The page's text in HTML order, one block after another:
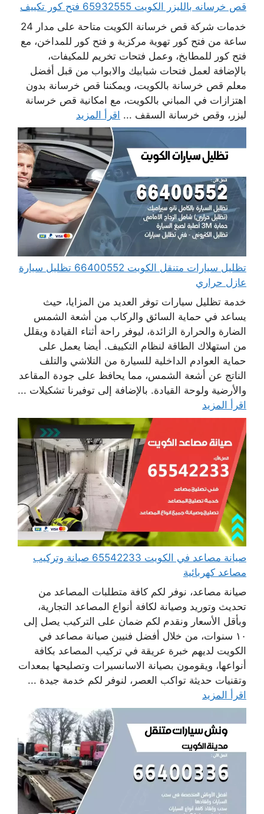
قص خرسانه بالليزر الكويت 65932555 فتح كور تكييف
خدمات شركة قص خرسانة الكويت متاحة على مدار 24
ساعة من فتح كور تهوية مركزية و فتح كور للمداخن، مع
فتح كور للمطابخ، وعمل فتحات تخريم للمكيفات،
بالإضافة لعمل فتحات شبابيك والابواب من قبل أفضل
معلم قص خرسانة بالكويت، ويمكننا قص خرسانة بدون
اهتزازات في المباني بالكويت، مع امكانية قص خرسانة
ليزر، وقص خرسانة السقف ... اقرأ المزيد
تظليل سيارات متنقل الكويت 66400552 تظليل سيارة
عازل حراري
خدمة تظليل سيارات توفر العديد من المزايا، حيث
يساعد في حماية السائق والركاب من أشعة الشمس
الضارة والحرارة الزائدة، ليوفر راحة أثناء القيادة ويقلل
من استهلاك الطاقة لنظام التكييف. أيضا يعمل على
حماية العوادم الداخلية للسيارة من التلاشي والتلف
الناتج عن أشعة الشمس، مما يحافظ على جودة المقاعد
والأرضية ولوحة القيادة. بالإضافة إلى توفيرنا تشكيلات ...
اقرأ المزيد
صيانة مصاعد في الكويت 65542233 صيانة وتركيب
مصاعد كهربائية
صيانة مصاعد، نوفر لكم كافة متطلبات المصاعد من
تحديث وتوريد وصيانة لكافة أنواع المصاعد التجارية،
وبأقل الأسعار ونقدم لكم ضمان على التركيب يصل إلى
١٠ سنوات، من خلال أفضل فنيين صيانة مصاعد في
الكويت لديهم خبرة عريقة في تركيب المصاعد بكافة
أنواعها، ويقومون بصيانة الاسانسيرات وتصليحها بمعدات
وتقنيات حديثة تواكب العصر، لنوفر لكم خدمة جيدة ...
اقرأ المزيد